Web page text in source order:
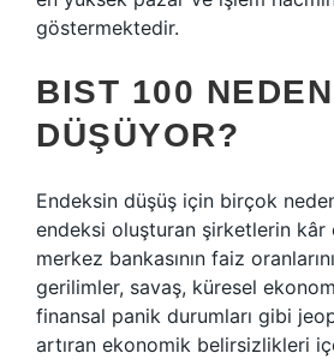
göstermektedir.
BIST 100 NEDEN
DÜŞÜYOR?
Endeksin düşüş için birçok
endeksi oluşturan şirketlerin kâr
merkez bankasının faiz
gerilimler, savaş, küresel
finansal panik durumları gibi
artıran ekonomik belirsizlikleri